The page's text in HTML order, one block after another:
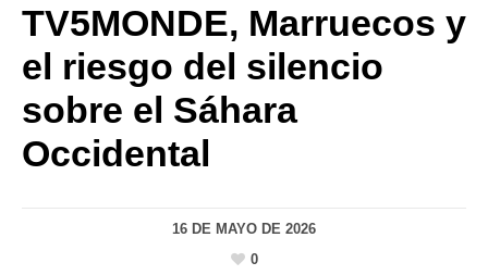
TV5MONDE, Marruecos y
el riesgo del silencio
sobre el Sáhara
Occidental
16 DE MAYO DE 2026
0